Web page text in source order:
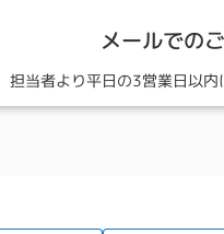
メールでの
担当者より平日の3営業日以内